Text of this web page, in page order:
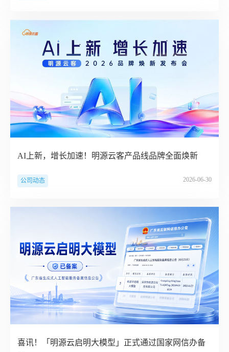
AI上新，增长加速！明源云客产品线品牌全面焕新
公司动态 2026-06-30
喜讯！「明源云启明大模型」正式通过国家网信办备